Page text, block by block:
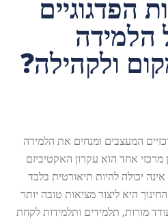
הפדגוגיים
הלמידה
ולקהילה?
המעצבים ומנחים את הלמידה
אחד הוא עקרון האקטיביזם
יכולה להיות תיאורטית בלבד
היא ליצור מציאות טובה יותר
מורות, תלמידים ותלמידות לקחת